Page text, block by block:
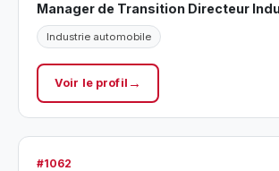
Manager de Transition Directeur
Industrie automobile
Voir le profil
#1062